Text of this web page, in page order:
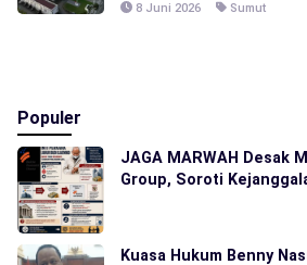
8 Juni 2026 Sumut
Populer
JAGA MARWAH Desak
Group, Soroti
Kuasa Hukum Benny